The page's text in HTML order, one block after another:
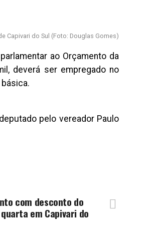
Capivari do Sul (Foto: Douglas Gomes)
ao Orçamento da
deverá ser empregado no
pelo vereador Paulo
com desconto do
em Capivari do